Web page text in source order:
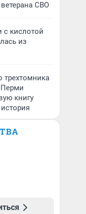
СВО
с кислотой
из
трехтомника
Перми
книгу